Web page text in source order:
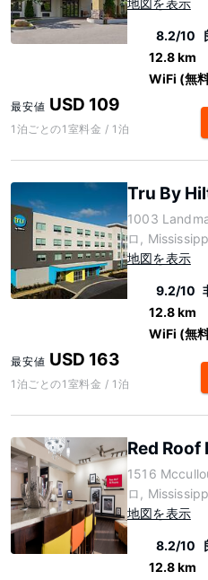
地図を表示
8.2/10
12.8 km
WiFi (無
最安値 USD 109
1泊ごとの1室料金 / 1泊
Tru By
1003
ロ,
地図を表示
9.2/10
12.8 km
WiFi (無
最安値 USD 163
1泊ごとの1室料金 / 1泊
Red Roof
1516
ロ,
地図を表示
8.2/10
12.8 km